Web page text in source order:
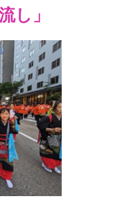
し」